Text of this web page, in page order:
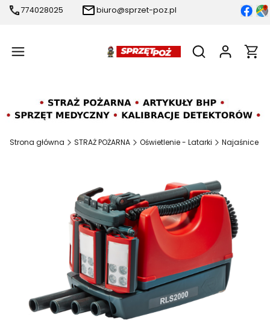
774028025 biuro@sprzet-poz.pl
Otwórz
Strona główna STRAŻ POŻARNA Oświetlenie - Latarki Najaśnice